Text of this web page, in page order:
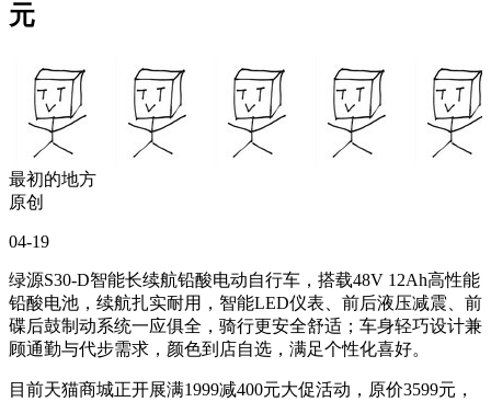
元
最初的地方
原创
04-19
绿源S30-D智能长续航铅酸电动自行车，搭载48V 12Ah高性能
铅酸电池，续航扎实耐用，智能LED仪表、前后液压减震、前
碟后鼓制动系统一应俱全，骑行更安全舒适；车身轻巧设计兼
顾通勤与代步需求，颜色到店自选，满足个性化喜好。
目前天猫商城正开展满1999减400元大促活动，原价3599元，